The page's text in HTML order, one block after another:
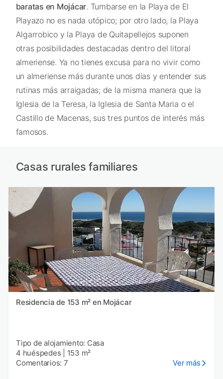
baratas en Mojácar. Tumbarse en la Playa de El
Playazo no es nada utópico; por otro lado, la Playa
Algarrobico y la Playa de Quitapellejos suponen
otras posibilidades destacadas dentro del litoral
almeriense. Ya no tienes excusa para no vivir como
un almeriense más durante unos días y entender sus
rutinas más arraigadas; de la misma manera que la
Iglesia de la Teresa, la Iglesia de Santa Maria o el
Castillo de Macenas, sus tres puntos de interés más
famosos.
Casas rurales familiares
Residencia de 153 m² en Mojácar
Tipo de alojamiento: Casa
4 huéspedes
153 m²
Comentarios: 7
Ver más